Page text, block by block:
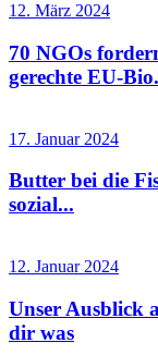
12. März 2024
70 NGOs
gerechte EU-
17. Januar 2024
Butter bei die
sozial...
12. Januar 2024
Unser Ausblick
dir was